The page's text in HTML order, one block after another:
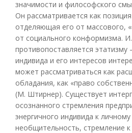
значимости и философского
Он рассматривается как
отделяющая его от массового,
от социального конформизма.
противопоставляется
индивида и его интересов
может рассматриваться как
обладания, как «право
(М. Штирнер). Существует
осознанного стремления
энергичного индивида к личному
необщительность, стремление